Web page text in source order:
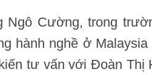
Ngô Cường, trong
hành nghề ở
tư vấn với Đoàn Thị